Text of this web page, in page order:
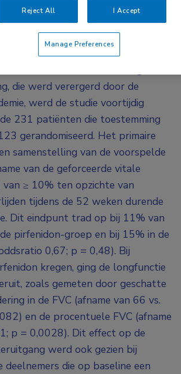
TRAIL1 zijn de veiligheid,
en werkzaamheid van pirfenidon
met RA-ILD. Het plan was
die werd verergerd door de
werd de studie voortijdig
231 patiënten die toestemming
gerandomiseerd. Het primaire
samenstelling van de voorspelde
van de geforceerde vitale
van ≥ 10% ten opzichte van
tijdens de 52 weken durende
Dit eindpunt trad op bij 11% van
pirfenidon-groep en bij 15% in de
0,67; p = 0,48). Bij
kregen, ging de longfunctie
zoals gemeten door geschatte
in de FVC (afname van 66 vs.
en de procentuele FVC (afname
p = 0,0028). Dit effect op de
werd ook gezien bij
deelnemers die op baseline een
Reject All I Accept
Manage Preferences